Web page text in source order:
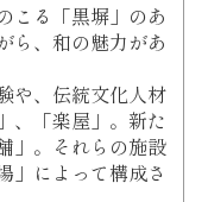
こる「黒塀」のあ
ら、和の魅力があ
や、伝統文化人材
、「楽屋」。新た
」。それらの施設
」によって構成さ